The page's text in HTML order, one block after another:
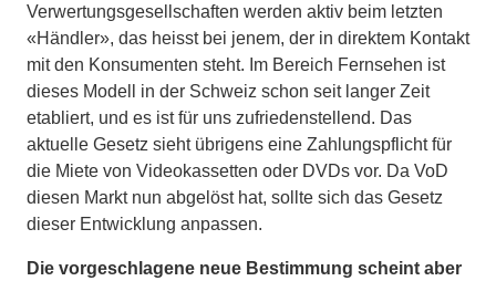
Verwertungsgesellschaften werden aktiv beim letzten
«Händler», das heisst bei jenem, der in direktem Kontakt
mit den Konsumenten steht. Im Bereich Fernsehen ist
dieses Modell in der Schweiz schon seit langer Zeit
etabliert, und es ist für uns zufriedenstellend. Das
aktuelle Gesetz sieht übrigens eine Zahlungspflicht für
die Miete von Videokassetten oder DVDs vor. Da VoD
diesen Markt nun abgelöst hat, sollte sich das Gesetz
dieser Entwicklung anpassen.
Die vorgeschlagene neue Bestimmung scheint aber